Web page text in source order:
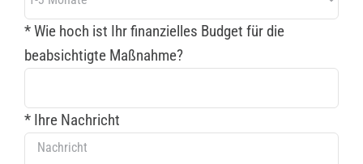
* Wie hoch ist Ihr finanzielles Budget für die
beabsichtigte Maßnahme?
* Ihre Nachricht